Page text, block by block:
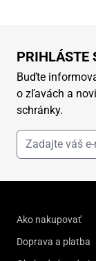
PRIHLÁSTE
Buďte
o zľavách a
schránky.
Ako nakupovať
Doprava a platba